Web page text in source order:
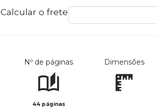
Calcular o frete
Nº de páginas
44 páginas
Dimensões